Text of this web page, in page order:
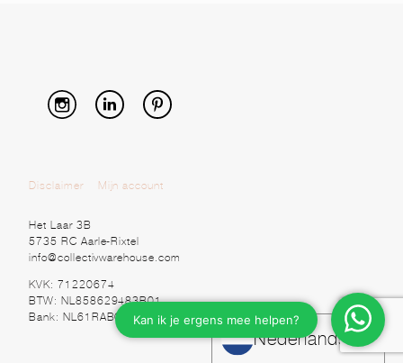
Disclaimer Mijn account
Het Laar 3B
5735 RC Aarle-Rixtel
info@collectivwarehouse.com
KVK: 71220674
BTW: NL858629483B01
Bank: NL61RABO0328920525
Nederlands